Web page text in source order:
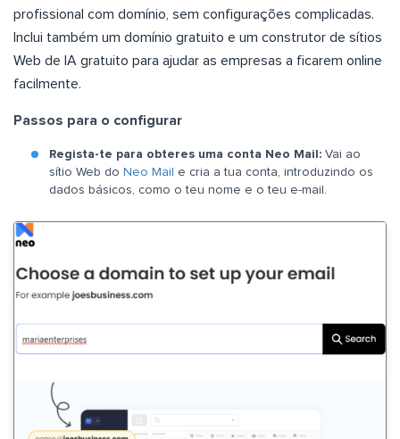
profissional com domínio, sem configurações complicadas.
Inclui também um domínio gratuito e um construtor de sítios
Web de IA gratuito para ajudar as empresas a ficarem online
facilmente.
Passos para o configurar
Regista-te para obteres uma conta Neo Mail: Vai ao
sítio Web do Neo Mail
e cria a tua conta, introduzindo os
dados básicos, como o teu nome e o teu e-mail.